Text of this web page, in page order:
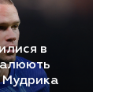
в
Мудрика